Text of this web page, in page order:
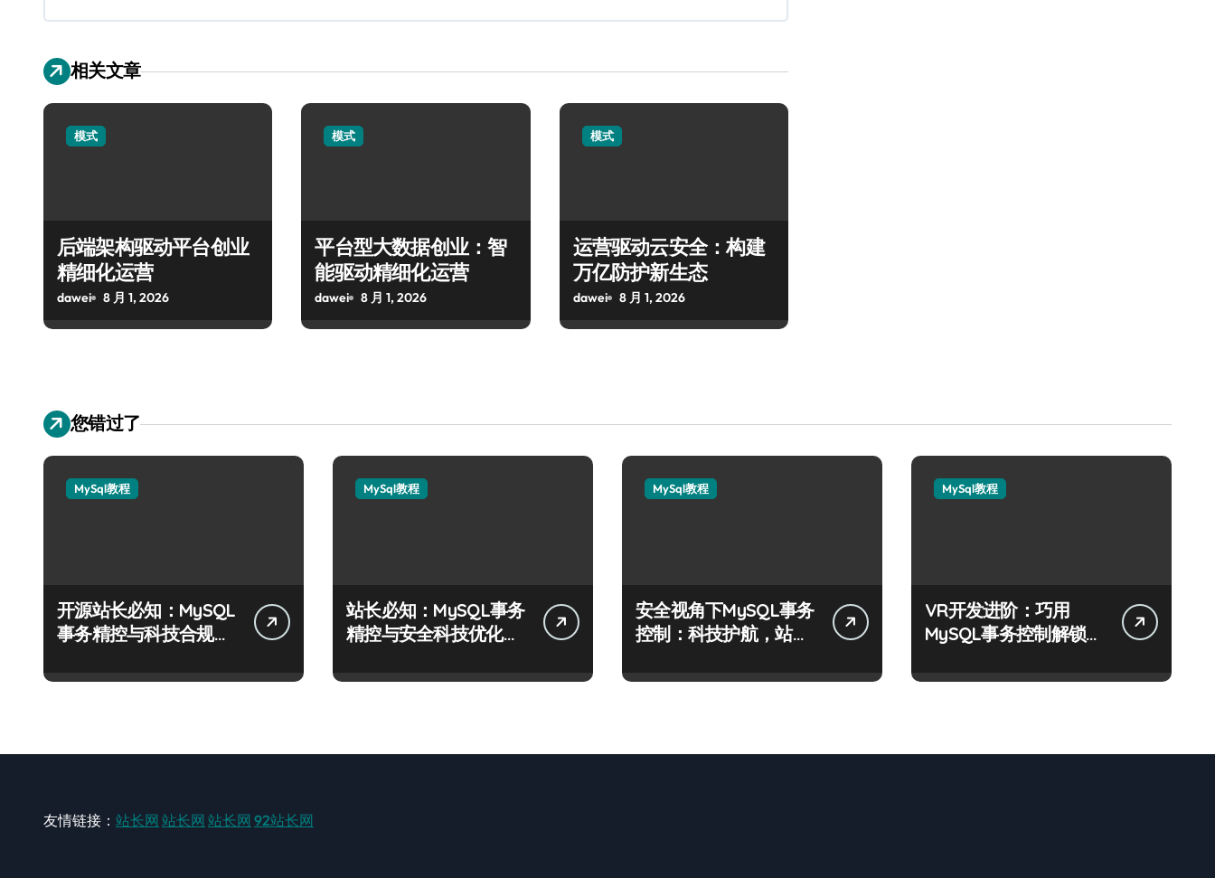
相关文章
模式
后端架构驱动平台创业
精细化运营
dawei 8 月 1, 2026
模式
平台型大数据创业：智
能驱动精细化运营
dawei 8 月 1, 2026
模式
运营驱动云安全：构建
万亿防护新生态
dawei 8 月 1, 2026
您错过了
MySql教程
开源站长必知：MySQL
事务精控与科技合规风
MySql教程
站长必知：MySQL事务
精控与安全科技优化实
MySql教程
安全视角下MySQL事务
控制：科技护航，站长
MySql教程
VR开发进阶：巧用
MySQL事务控制解锁科
友情链接： 站长网 站长网 站长网 92站长网